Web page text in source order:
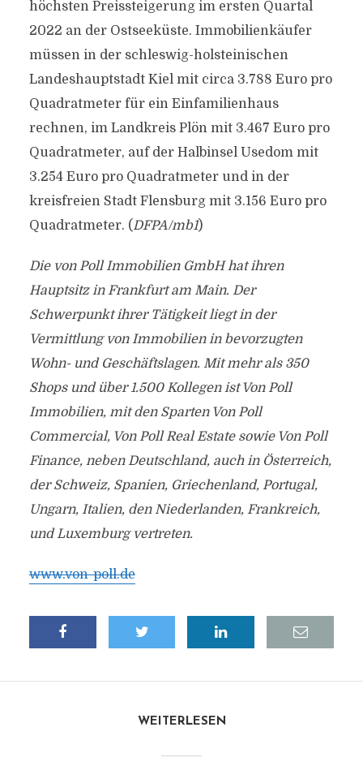
höchsten Preissteigerung im ersten Quartal
2022 an der Ostseeküste. Immobilienkäufer
müssen in der schleswig-holsteinischen
Landeshauptstadt Kiel mit circa 3.788 Euro pro
Quadratmeter für ein Einfamilienhaus
rechnen, im Landkreis Plön mit 3.467 Euro pro
Quadratmeter, auf der Halbinsel Usedom mit
3.254 Euro pro Quadratmeter und in der
kreisfreien Stadt Flensburg mit 3.156 Euro pro
Quadratmeter. (DFPA/mb1)
Die von Poll Immobilien GmbH hat ihren
Hauptsitz in Frankfurt am Main. Der
Schwerpunkt ihrer Tätigkeit liegt in der
Vermittlung von Immobilien in bevorzugten
Wohn- und Geschäftslagen. Mit mehr als 350
Shops und über 1.500 Kollegen ist Von Poll
Immobilien, mit den Sparten Von Poll
Commercial, Von Poll Real Estate sowie Von Poll
Finance, neben Deutschland, auch in Österreich,
der Schweiz, Spanien, Griechenland, Portugal,
Ungarn, Italien, den Niederlanden, Frankreich,
und Luxemburg vertreten.
www.von-poll.de
WEITERLESEN